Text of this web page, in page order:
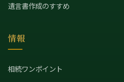
遺言書作成のすすめ
情報
相続ワンポイント